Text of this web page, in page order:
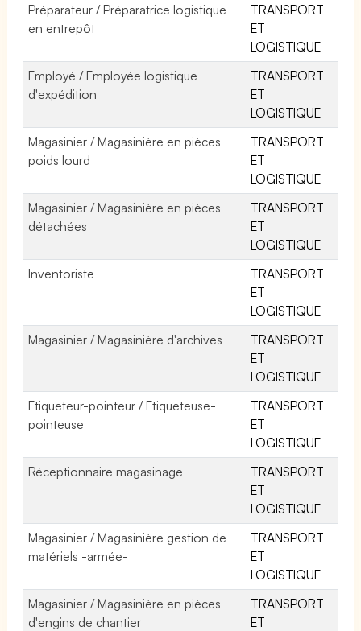
Préparateur / Préparatrice logistique
en entrepôt
TRANSPORT
ET
LOGISTIQUE
Employé / Employée logistique
d'expédition
TRANSPORT
ET
LOGISTIQUE
Magasinier / Magasinière en pièces
poids lourd
TRANSPORT
ET
LOGISTIQUE
Magasinier / Magasinière en pièces
détachées
TRANSPORT
ET
LOGISTIQUE
Inventoriste
TRANSPORT
ET
LOGISTIQUE
Magasinier / Magasinière d'archives
TRANSPORT
ET
LOGISTIQUE
Etiqueteur-pointeur / Etiqueteuse-
pointeuse
TRANSPORT
ET
LOGISTIQUE
Réceptionnaire magasinage
TRANSPORT
ET
LOGISTIQUE
Magasinier / Magasinière gestion de
matériels -armée-
TRANSPORT
ET
LOGISTIQUE
Magasinier / Magasinière en pièces
d'engins de chantier
TRANSPORT
ET